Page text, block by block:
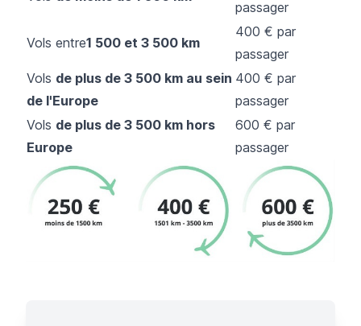
passager
Vols entre1 500 et 3 500 km
400 € par
passager
Vols de plus de 3 500 km au sein
de l'Europe
400 € par
passager
Vols de plus de 3 500 km hors
Europe
600 € par
passager